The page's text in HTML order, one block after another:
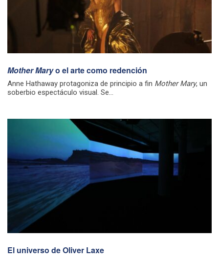
Mother Maryo el arte como redención
Anne Hathaway protagoniza de principio a fin Mother Mary, un
soberbio espectáculo visual. Se...
El universo de Oliver Laxe